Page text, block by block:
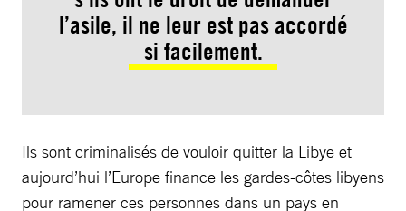
l’asile, il ne leur est pas accordé
si facilement.
Ils sont criminalisés de vouloir quitter la Libye et
aujourd’hui l’Europe finance les gardes-côtes libyens
pour ramener ces personnes dans un pays en